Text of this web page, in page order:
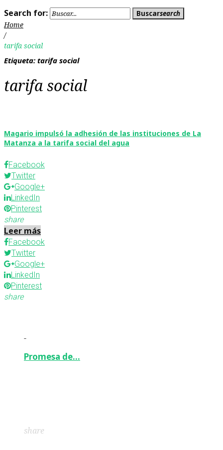
Search for:
Buscarsearch
Home
/
tarifa social
Etiqueta: tarifa social
tarifa social
Magario impulsó la adhesión de las instituciones de La
Matanza a la tarifa social del agua
Facebook
Twitter
Google+
LinkedIn
Pinterest
share
Leer más
Facebook
Twitter
Google+
LinkedIn
Pinterest
share
-
Promesa de…
share